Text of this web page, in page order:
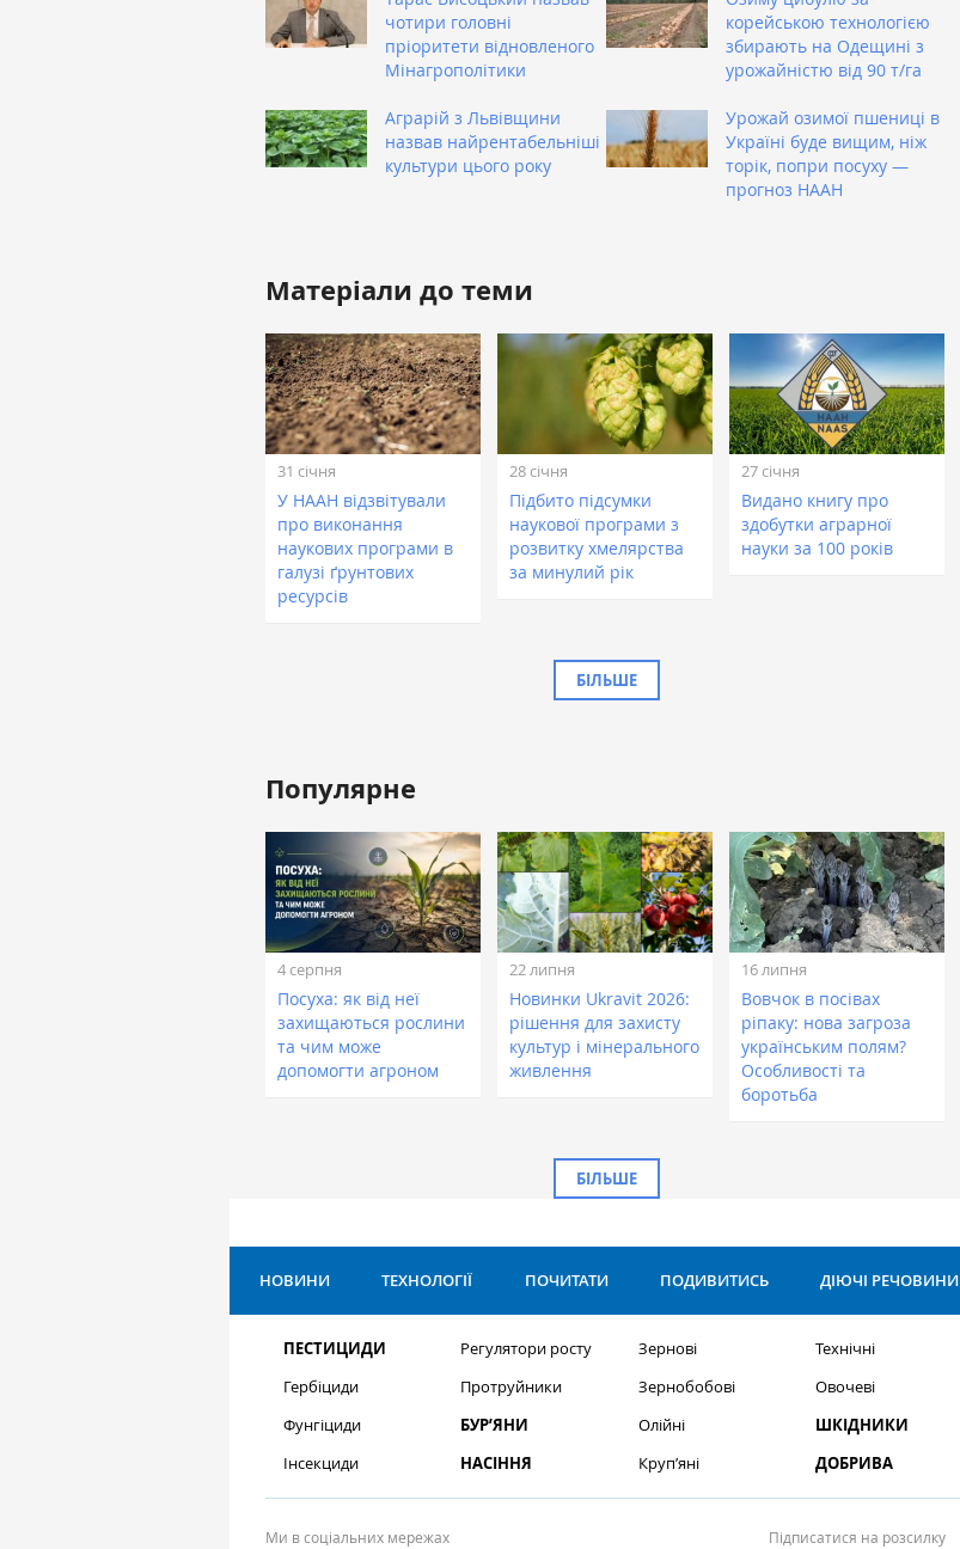
чотири головні
пріоритети відновленого
Мінагрополітики
корейською технологією
збирають на Одещині з
урожайністю від 90 т/га
Аграрій з Львівщини
назвав найрентабельніші
культури цього року
Урожай озимої пшениці в
Україні буде вищим, ніж
торік, попри посуху —
прогноз НААН
Матеріали до теми
31 січня
У НААН відзвітували
про виконання
наукових програми в
галузі ґрунтових
ресурсів
28 січня
Підбито підсумки
наукової програми з
розвитку хмелярства
за минулий рік
27 січня
Видано книгу про
здобутки аграрної
науки за 100 років
БІЛЬШЕ
Популярне
4 серпня
Посуха: як від неї
захищаються рослини
та чим може
допомогти агроном
22 липня
Новинки Ukravit 2026:
рішення для захисту
культур і мінерального
живлення
16 липня
Вовчок в посівах
ріпаку: нова загроза
українським полям?
Особливості та
боротьба
БІЛЬШЕ
НОВИНИ ТЕХНОЛОГІЇ ПОЧИТАТИ ПОДИВИТИСЬ ДІЮЧІ РЕЧОВИНИ
ПЕСТИЦИДИ
Гербіциди
Фунгіциди
Інсекциди
Регулятори росту
Протруйники
БУР’ЯНИ
НАСІННЯ
Зернові
Зернобобові
Олійні
Круп’яні
Технічні
Овочеві
ШКІДНИКИ
ДОБРИВА
Ми в соціальних мережах Підписатися на розсилку